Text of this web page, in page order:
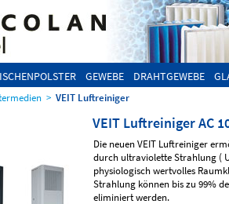
GEWEBE DRAHTGEWEBE
> VEIT Luftreiniger
VEIT Luftreiniger AC
Die neuen VEIT Luftreiniger
durch ultraviolette Strahlung (
physiologisch wertvolles
Strahlung können bis zu 99%
eliminiert werden.